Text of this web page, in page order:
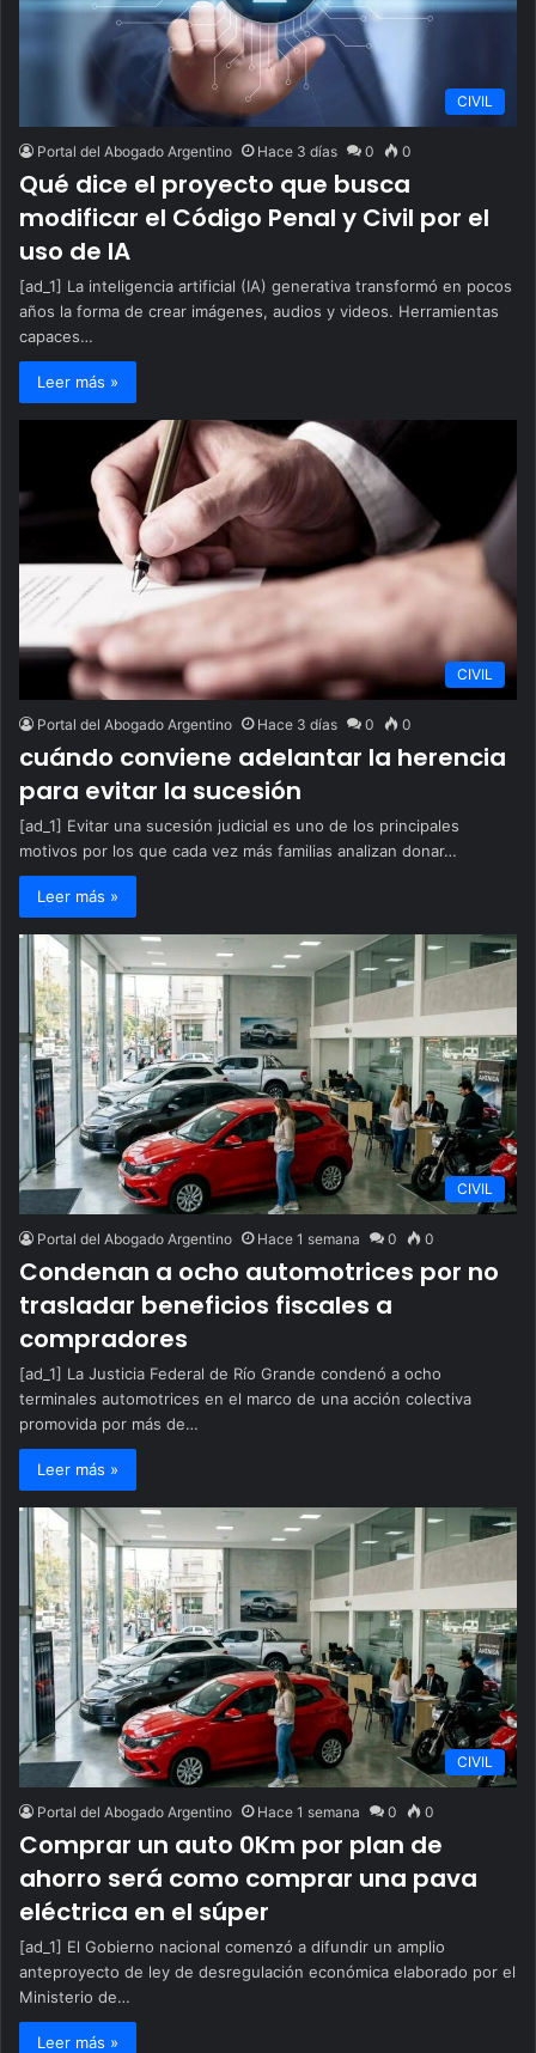
CIVIL
Portal del Abogado Argentino Hace 3 días 0 0
Qué dice el proyecto que busca
modificar el Código Penal y Civil por el
uso de IA
[ad_1] La inteligencia artificial (IA) generativa transformó en pocos
años la forma de crear imágenes, audios y videos. Herramientas
capaces…
Leer más »
CIVIL
Portal del Abogado Argentino Hace 3 días 0 0
cuándo conviene adelantar la herencia
para evitar la sucesión
[ad_1] Evitar una sucesión judicial es uno de los principales
motivos por los que cada vez más familias analizan donar…
Leer más »
CIVIL
Portal del Abogado Argentino Hace 1 semana 0 0
Condenan a ocho automotrices por no
trasladar beneficios fiscales a
compradores
[ad_1] La Justicia Federal de Río Grande condenó a ocho
terminales automotrices en el marco de una acción colectiva
promovida por más de…
Leer más »
CIVIL
Portal del Abogado Argentino Hace 1 semana 0 0
Comprar un auto 0Km por plan de
ahorro será como comprar una pava
eléctrica en el súper
[ad_1] El Gobierno nacional comenzó a difundir un amplio
anteproyecto de ley de desregulación económica elaborado por el
Ministerio de…
Leer más »